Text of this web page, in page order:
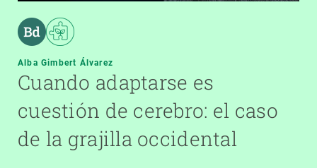
Alba Gimbert Álvarez
Cuando adaptarse es
cuestión de cerebro: el caso
de la grajilla occidental